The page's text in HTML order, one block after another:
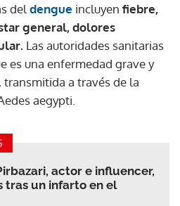
del dengue incluyen fiebre,
general, dolores
Las autoridades sanitarias
es una enfermedad grave y
a través de la
aegypti.
actor e influencer,
tras un infarto en el